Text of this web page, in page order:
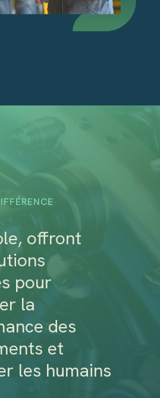
offront
pour
la
des
et
les humains